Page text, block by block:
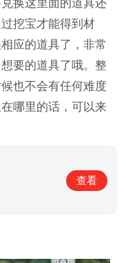
换这里面的道具还
挖宝才能得到材
应的道具了，非常
要的道具了哦。整
也不会有任何难度
哪里的话，可以来
查看